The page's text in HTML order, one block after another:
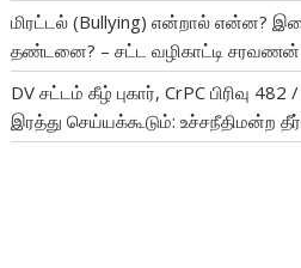
மிரட்டல் (Bullying) என்றால் என்ன?
தண்டனை? – சட்ட வழிகாட்டி
DV சட்டம் கீழ் புகார், CrPC பிரிவு
இரத்து செய்யக்கூடும்: உச்சநீதிமன்ற